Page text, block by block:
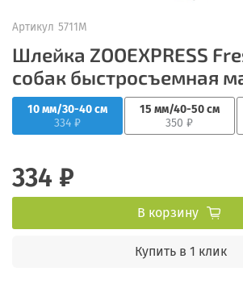
Артикул 5711М
Шлейка ZOOEXPRESS
собак быстросъемная
10 мм/30-40 см
334 ₽
15 мм/40-50 см
350 ₽
334 ₽
В корзину
Купить в 1 клик